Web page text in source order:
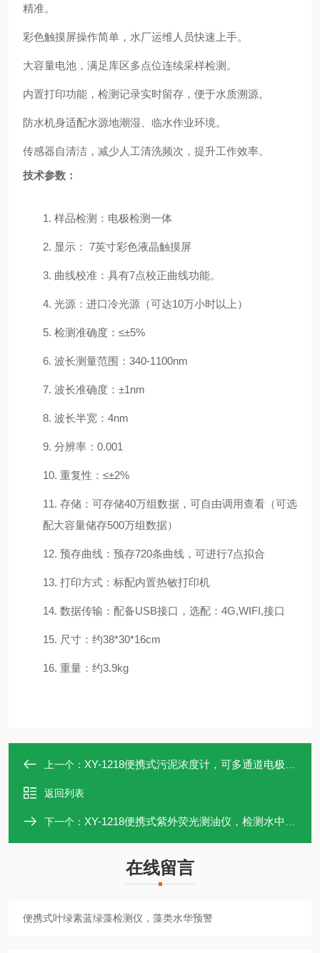
精准。
彩色触摸屏操作简单，水厂运维人员快速上手。
大容量电池，满足库区多点位连续采样检测。
内置打印功能，检测记录实时留存，便于水质溯源。
防水机身适配水源地潮湿、临水作业环境。
传感器自清洁，减少人工清洗频次，提升工作效率。
技术参数：
1. 样品检测： 电极检测一体
2. 显示： 7英寸彩色液晶触摸屏
3. 曲线校准： 具有7点校正曲线功能。
4. 光源：进口冷光源（可达10万小时以上）
5. 检测准确度： ≤±5%
6. 波长测量范围： 340-1100nm
7. 波长准确度： ±1nm
8. 波长半宽： 4nm
9. 分辨率： 0.001
10. 重复性： ≤±2%
11.存储：可存储40万组数据，可自由调用查看（可选
配大容量储存500万组数据）
12. 预存曲线：预存720条曲线 ，可进行7点拟合
13. 打印方式：标配内置热敏打印机
14. 数据传输：配备USB接口，选配 ： 4G,WIFI,接口
15. 尺寸：约38*30*16cm
16. 重量：约3.9kg
上一个： XY-1218便携式污泥浓度计，可多通道电极接入，IP68
返回列表
下一个： XY-1218便携式紫外荧光测油仪，检测水中原油矿物油
在线留言